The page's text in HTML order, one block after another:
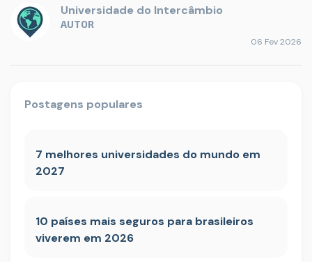
Universidade do Intercâmbio
AUTOR
06 Fev 2026
Postagens populares
7 melhores universidades do mundo em
2027
10 países mais seguros para brasileiros
viverem em 2026